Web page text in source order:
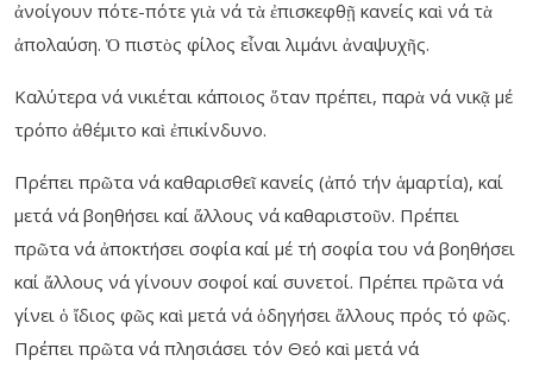
ἀνοίγουν πότε-πότε γιὰ νά τὰ ἐπισκεφθῇ κανείς καὶ νά τὰ
ἀπολαύση. Ὁ πιστὸς φίλος εἶναι λιμάνι ἀναψυχῆς.
Καλύτερα νά νικιέται κάποιος ὅταν πρέπει, παρὰ νά νικᾷ μέ
τρόπο ἀθέμιτο καὶ ἐπικίνδυνο.
Πρέπει πρῶτα νά καθαρισθεῖ κανείς (ἀπό τήν ἁμαρτία), καί
μετά νά βοηθήσει καί ἄλλους νά καθαριστοῦν. Πρέπει
πρῶτα νά ἀποκτήσει σοφία καί μέ τή σοφία του νά βοηθήσει
καί ἄλλους νά γίνουν σοφοί καί συνετοί. Πρέπει πρῶτα νά
γίνει ὁ ἴδιος φῶς καὶ μετά νά ὁδηγήσει ἄλλους πρός τό φῶς.
Πρέπει πρῶτα νά πλησιάσει τόν Θεό καὶ μετά νά